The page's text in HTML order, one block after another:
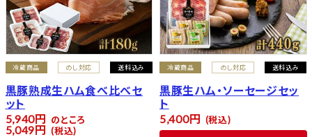
冷蔵商品 のし対応 送料込み
黒豚熟成生ハム食べ比べセ
ット
5,940 のところ
5,049 税込
冷蔵商品 のし対応 送料込み
黒豚生ハム・ソーセージセッ
ト
5,400 税込